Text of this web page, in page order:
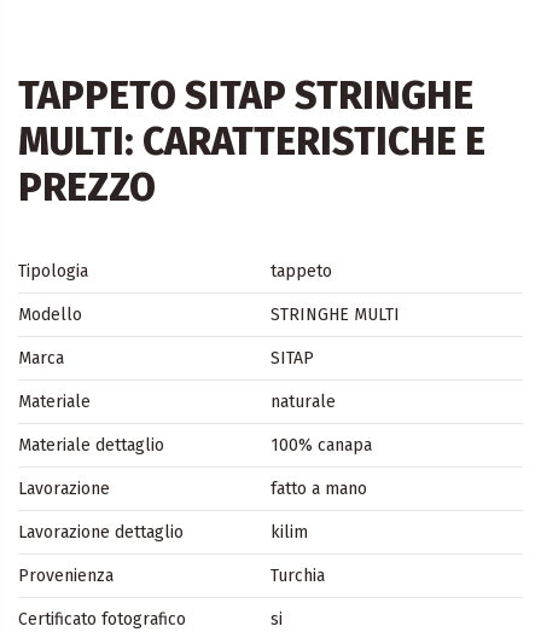
TAPPETO SITAP STRINGHE
MULTI: CARATTERISTICHE E
PREZZO
Tipologia tappeto
Modello STRINGHE MULTI
Marca SITAP
Materiale naturale
Materiale dettaglio 100% canapa
Lavorazione fatto a mano
Lavorazione dettaglio kilim
Provenienza Turchia
Certificato fotografico si